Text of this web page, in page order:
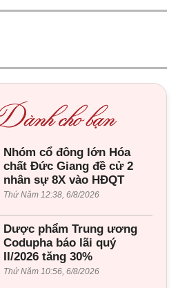
Nhóm cổ đông lớn Hóa
chất Đức Giang đề cử 2
nhân sự 8X vào HĐQT
Thứ Năm 12:38, 6/8/2026
Dược phẩm Trung ương
Codupha báo lãi quý
II/2026 tăng 30%
Thứ Năm 10:56, 6/8/2026